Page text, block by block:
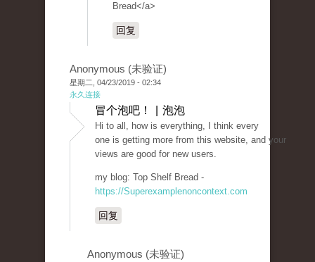
Bread</a>
回复
Anonymous (未验证)
星期二, 04/23/2019 - 02:34
永久连接
冒个泡吧！ | 泡泡
Hi to all, how is everything, I think every
one is getting more from this website, and your
views are good for new users.
my blog: Top Shelf Bread -
https://Superexamplenoncontext.com
回复
Anonymous (未验证)